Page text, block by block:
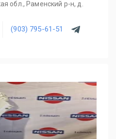
обл., Раменский р-н, д.
(903) 795-61-51